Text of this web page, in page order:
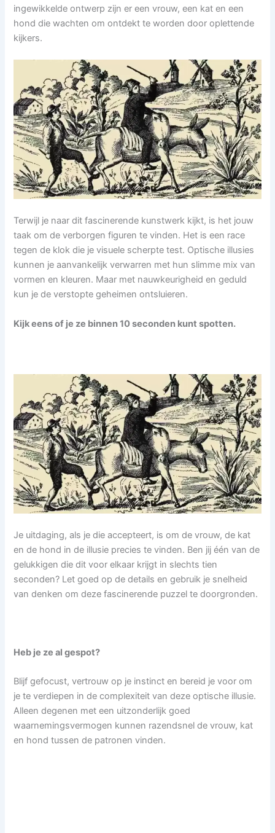
ingewikkelde ontwerp zijn er een vrouw, een kat en een
hond die wachten om ontdekt te worden door oplettende
kijkers.
Terwijl je naar dit fascinerende kunstwerk kijkt, is het jouw
taak om de verborgen figuren te vinden. Het is een race
tegen de klok die je visuele scherpte test. Optische illusies
kunnen je aanvankelijk verwarren met hun slimme mix van
vormen en kleuren. Maar met nauwkeurigheid en geduld
kun je de verstopte geheimen ontsluieren.
Kijk eens of je ze binnen 10 seconden kunt spotten.
Je uitdaging, als je die accepteert, is om de vrouw, de kat
en de hond in de illusie precies te vinden. Ben jij één van de
gelukkigen die dit voor elkaar krijgt in slechts tien
seconden? Let goed op de details en gebruik je snelheid
van denken om deze fascinerende puzzel te doorgronden.
Heb je ze al gespot?
Blijf gefocust, vertrouw op je instinct en bereid je voor om
je te verdiepen in de complexiteit van deze optische illusie.
Alleen degenen met een uitzonderlijk goed
waarnemingsvermogen kunnen razendsnel de vrouw, kat
en hond tussen de patronen vinden.